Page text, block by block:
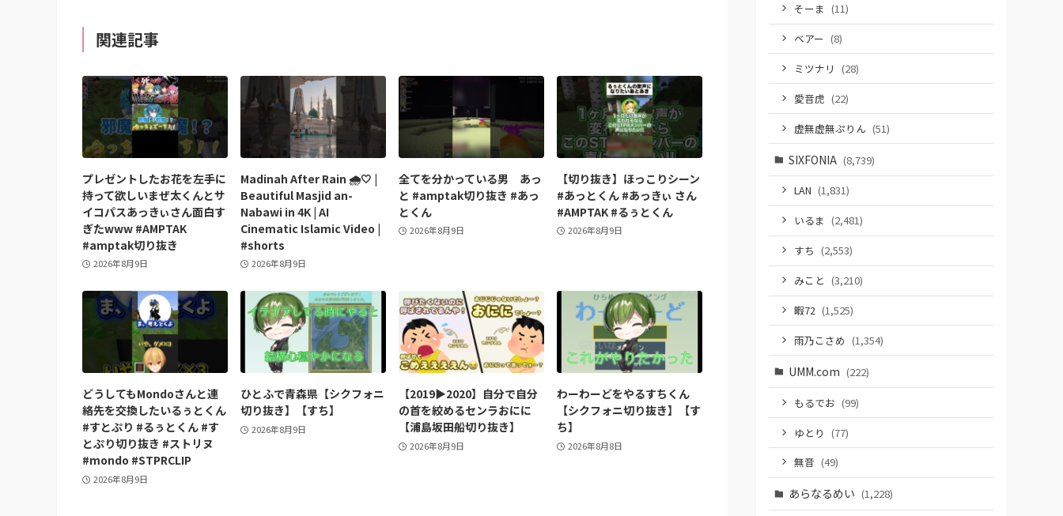
関連記事
プレゼントしたお花を左手に
持って欲しいまぜ太くんとサ
イコパスあっきぃさん面白す
ぎたwww #AMPTAK
#amptak切り抜き
2026年8月9日
Madinah After Rain 🌧️🤍 |
Beautiful Masjid an-
Nabawi in 4K | AI
Cinematic Islamic Video |
#shorts
2026年8月9日
全てを分かっている男 あっ
と #amptak切り抜き #あっ
とくん
2026年8月9日
【切り抜き】ほっこりシーン
#あっとくん #あっきぃ さん
#AMPTAK #るぅとくん
2026年8月9日
どうしてもMondoさんと連
絡先を交換したいるぅとくん
#すとぷり #るぅとくん #す
とぷり切り抜き #ストリヌ
#mondo #STPRCLIP
2026年8月9日
ひとふで青森県【シクフォニ
切り抜き】【すち】
2026年8月9日
【2019▶︎2020】自分で自分
の首を絞めるセンラおにに
【浦島坂田船切り抜き】
2026年8月9日
わーわーどをやるすちくん
【シクフォニ切り抜き】【す
ち】
2026年8月8日
そーま (11)
ベアー (8)
ミツナリ (28)
愛音虎 (22)
虚無虚無ぷりん (51)
SIXFONIA (8,739)
LAN (1,831)
いるま (2,481)
すち (2,553)
みこと (3,210)
暇72 (1,525)
雨乃こさめ (1,354)
UMM.com (222)
もるでお (99)
ゆとり (77)
無音 (49)
あらなるめい (1,228)